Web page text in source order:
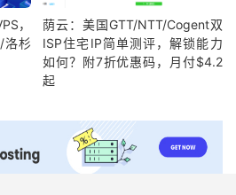
，
洛杉
荫云：美国GTT/NTT/Cogent双
ISP住宅IP简单测评，解锁能力
如何？附7折优惠码，月付$4.2
起